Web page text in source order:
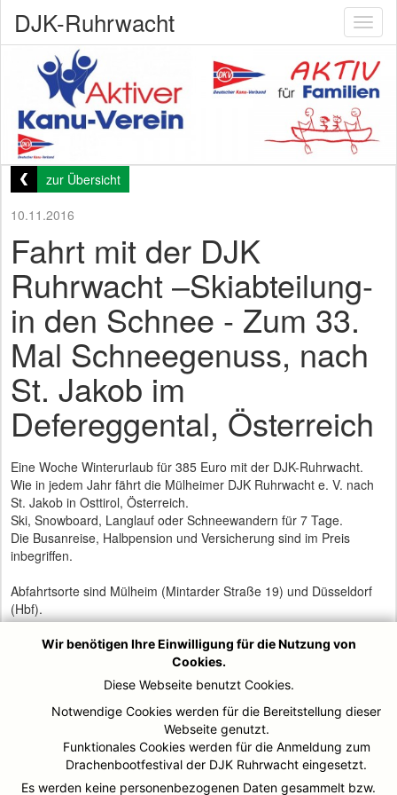
DJK-Ruhrwacht
zur Übersicht
10.11.2016
Fahrt mit der DJK
Ruhrwacht –Skiabteilung-
in den Schnee - Zum 33.
Mal Schneegenuss, nach
St. Jakob im
Defereggental, Österreich
Eine Woche Winterurlaub für 385 Euro mit der DJK-Ruhrwacht.
Wie in jedem Jahr fährt die Mülheimer DJK Ruhrwacht e. V. nach
St. Jakob in Osttirol, Österreich.
Ski, Snowboard, Langlauf oder Schneewandern für 7 Tage.
Die Busanreise, Halbpension und Versicherung sind im Preis
inbegriffen.
Abfahrtsorte sind Mülheim (Mintarder Straße 19) und Düsseldorf
(Hbf).
Freie Termine:
Ski1 vom 14.01. - 21.01.2016 (Abfahrt 13.01.2016 um 21 Uhr)
Ski2 vom 21.01. – 28.01.2016 (Abfahrt 20.01.2016 um 21 Uhr)
www.djk-ruhrwacht.de-> Menüpunkt Events -> SKI-Urlaub
Weitere Informationen und Kontakt unter ski@djk-ruhrwacht.de
oder per Fax 0208 7672545
Telefonisch erreichen Sie die Geschäftsstelle der DJK Ruhrwacht
Wir benötigen Ihre Einwilligung für die Nutzung von
Cookies.
Diese Webseite benutzt Cookies.
Notwendige Cookies werden für die Bereitstellung dieser
Webseite genutzt.
Funktionales Cookies werden für die Anmeldung zum
Drachenbootfestival der DJK Ruhrwacht eingesetzt.
Es werden keine personenbezogenen Daten gesammelt bzw.